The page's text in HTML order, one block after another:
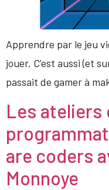
Apprendre par le jeu
jouer. C’est aussi (et
passait de gamer à
Les ateliers
are coders
Monnoye